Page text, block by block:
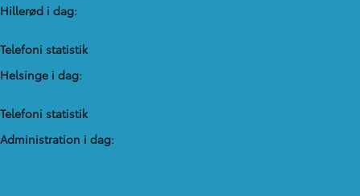
Hillerød i dag:
Telefoni statistik
Helsinge i dag:
Telefoni statistik
Administration​ i dag: